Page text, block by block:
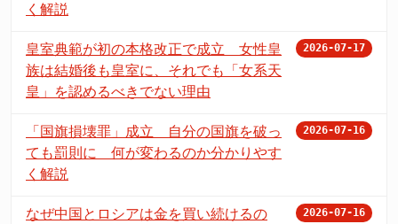
く解説
皇室典範が初の本格改正で成立 女性皇
族は結婚後も皇室に、それでも「女系天
皇」を認めるべきでない理由
2026-07-17
「国旗損壊罪」成立 自分の国旗を破っ
ても罰則に 何が変わるのか分かりやす
く解説
2026-07-16
なぜ中国とロシアは金を買い続けるの
2026-07-16